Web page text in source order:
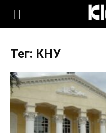
KLOOP.KG
Новости
Тег: КНУ